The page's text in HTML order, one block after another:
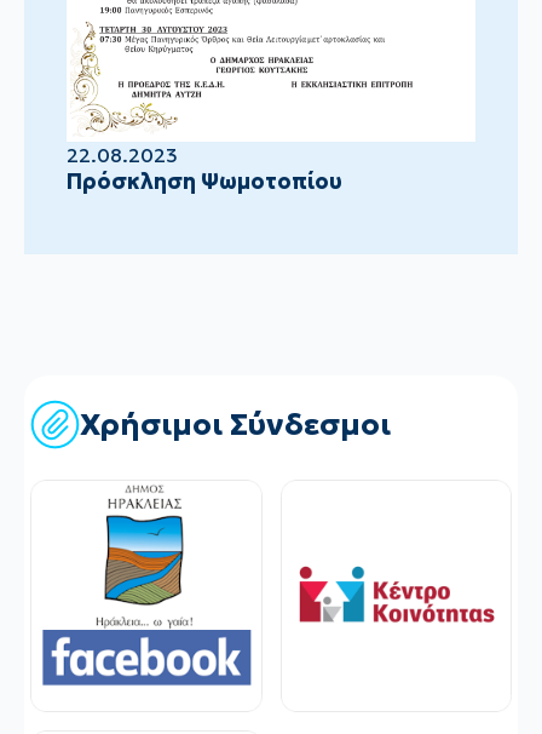
22.08.2023
Πρόσκληση Ψωμοτοπίου
Χρήσιμοι Σύνδεσμοι